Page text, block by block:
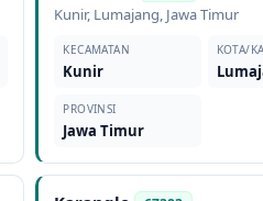
Kunir, Lumajang, Jawa Timur
KECAMATAN
Kunir
KOTA/
PROVINSI
Jawa Timur